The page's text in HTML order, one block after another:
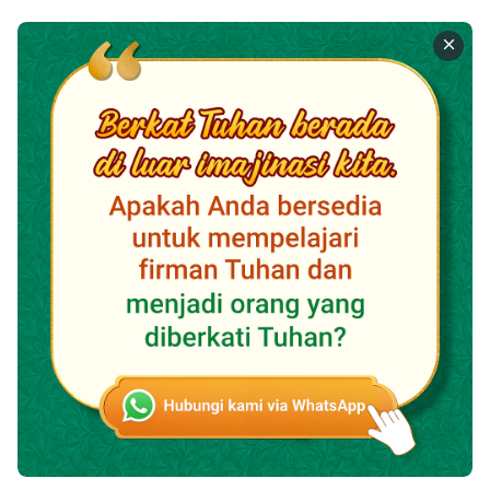
mempersembahkan korban untuk menebus dosa
mereka, atau mereka akan dihukum. Oleh karena itu,
orang-orang pada masa itu sangat patuh dengan
hukum dan tidak ada yang berani melanggarnya.
Menjelang akhir Zaman Hukum Taurat, orang-orang
semakin banyak berbuat dosa seiring kerusakan
mereka oleh Iblis tumbuh semakin dalam. Tidak ada
lagi korban yang cukup untuk menebus dosa-dosa
mereka dan semua orang berisiko dihukum mati
sesuai dengan hukum. Tuhan tidak tahan melihat
orang-orang yang telah Dia ciptakan dilahap oleh
Iblis, sehingga Tuhan menjadi manusia dan datang ke
bumi untuk bertindak sebagai korban penghapus dosa
dengan dipaku pada kayu salib, dengan demikian
menyelamatkan manusia dari hidup di bawah hukum